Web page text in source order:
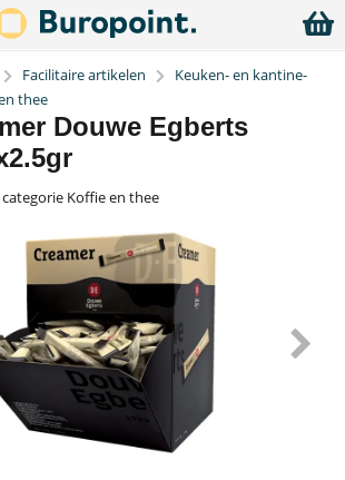
Facilitaire artikelen
Keuken- en kantine-
thee
Douwe Egberts
Koffie en thee